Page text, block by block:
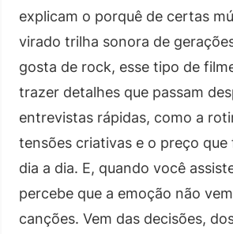
explicam o porquê de certas
virado trilha sonora de
gosta de rock, esse tipo de
trazer detalhes que passam
entrevistas rápidas, como a
tensões criativas e o preço que
dia a dia. E, quando você
percebe que a emoção não
canções. Vem das decisões,